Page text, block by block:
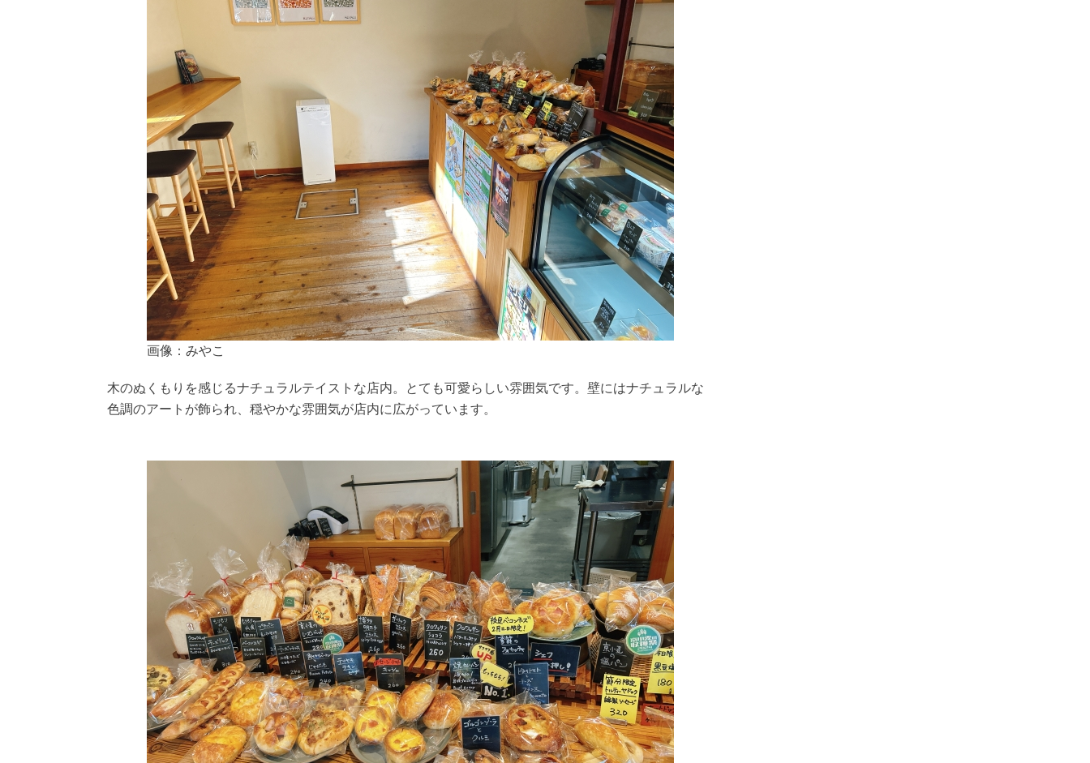
画像：みやこ
木のぬくもりを感じるナチュラルテイストな店内。とても可愛らしい雰囲気です。壁にはナチュラルな
色調のアートが飾られ、穏やかな雰囲気が店内に広がっています。